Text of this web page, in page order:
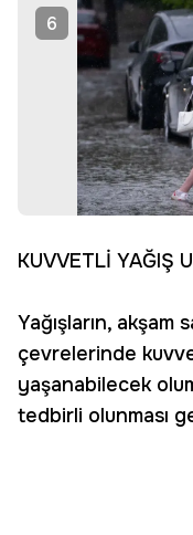
6
KUVVETLİ YAĞIŞ
Yağışların,
çevrelerinde
yaşanabilecek
tedbirli olunması